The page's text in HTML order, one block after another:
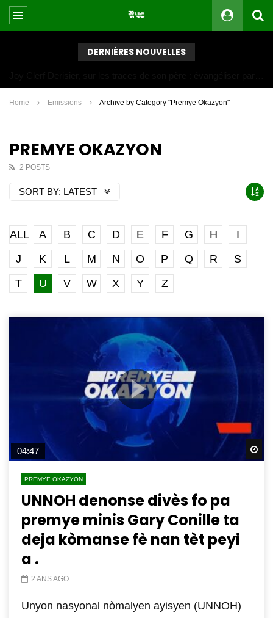
DERNIÈRES NOUVELLES
Home Emissions Archive by Category "Premye Okazyon"
PREMYE OKAZYON
2 POSTS
SORT BY: LATEST
ALL A B C D E F G H
I
J
K L M N O P Q R
S
T
U V W X Y Z
04:47
PREMYE OKAZYON
UNNOH denonse divès fo pa
premye minis Gary Conille ta
deja kòmanse fè nan tèt peyi
a .
2 ANS AGO
Unyon nasyonal nòmalyen ayisyen (UNNOH)